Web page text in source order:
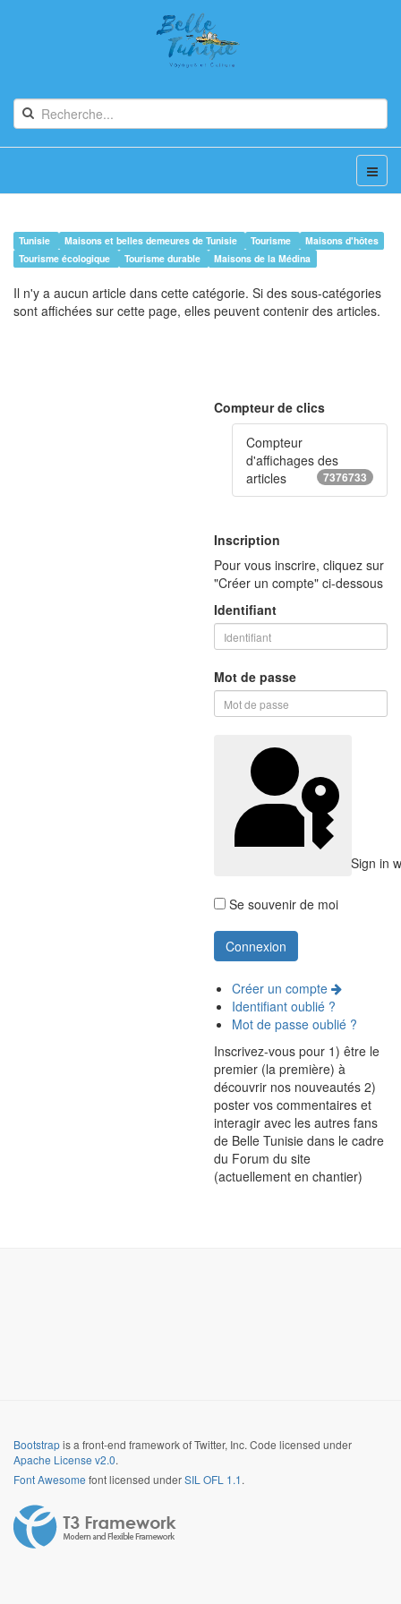
Tunisie Maisons et belles demeures de Tunisie Tourisme
Maisons d'hôtes
Tourisme écologique
Tourisme durable Maisons de la Médina
Il n'y a aucun article dans cette catégorie. Si des sous-catégories
sont affichées sur cette page, elles peuvent contenir des articles.
Compteur de clics
Compteur
d'affichages des
articles
7376733
Inscription
Pour vous inscrire, cliquez sur
"Créer un compte" ci-dessous
Identifiant
Mot de passe
Sign in
Se souvenir de moi
Créer un compte
Identifiant oublié ?
Mot de passe oublié ?
Inscrivez-vous pour 1) être le
premier (la première) à
découvrir nos nouveautés 2)
poster vos commentaires et
interagir avec les autres fans
de Belle Tunisie dans le cadre
du Forum du site
(actuellement en chantier)
Bootstrapis a front-end framework of Twitter, Inc. Code licensed under
Apache License v2.0.
Font Awesome font licensed underSIL OFL 1.1.